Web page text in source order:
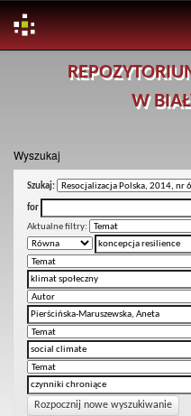
W
Wyszukaj
Szukaj:
for
Aktualne filtry:
Rozpocznij nowe wyszukiwanie